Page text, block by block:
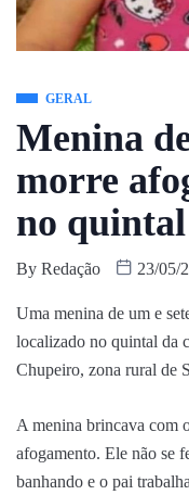
GERAL
Menina
morre
no
By Redação 23/05/
Uma menina de um e
localizado no quintal da
Chupeiro, zona rural de
A menina brincava com
afogamento. Ele não se
banhando e o pai